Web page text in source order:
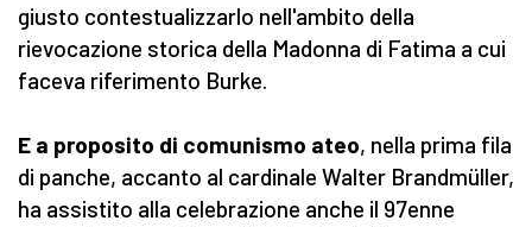
giusto contestualizzarlo nell'ambito della
rievocazione storica della Madonna di Fatima a cui
faceva riferimento Burke.
E a proposito di comunismo ateo, nella prima fila
di panche, accanto al cardinale Walter Brandmüller,
ha assistito alla celebrazione anche il 97enne